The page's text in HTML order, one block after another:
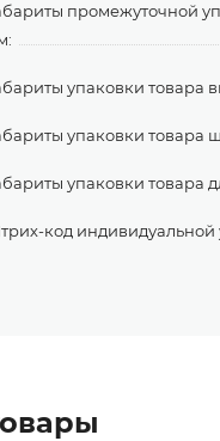
промежуточной
упаковки товара
упаковки товара
упаковки товара
код индивидуальной